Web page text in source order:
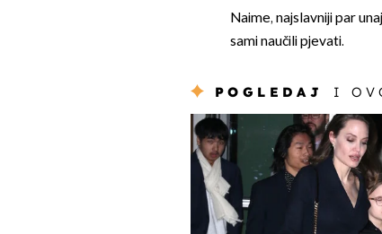
Naime, najslavniji par
sami naučili pjevati.
POGLEDAJ I